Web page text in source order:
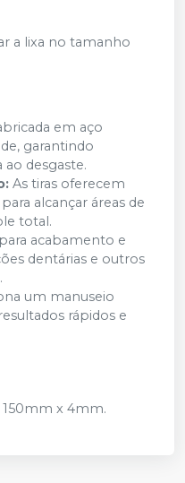
a lixa no tamanho
em aço
garantindo
ao desgaste.
As tiras oferecem
alcançar áreas de
total.
acabamento e
dentárias e outros
um manuseio
rápidos e
150mm x 4mm.